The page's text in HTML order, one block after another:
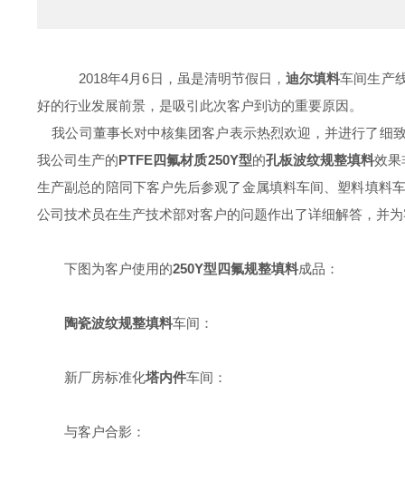
2018年4月6日，虽是清明节假日，迪尔填料车间生产
好的行业发展前景，是吸引此次客户到访的重要原因。
我公司董事长对中核集团客户表示热烈欢迎，并进行了细
我公司生产的PTFE四氟材质250Y型的孔板波纹规整填料效果
生产副总的陪同下客户先后参观了金属填料车间、塑料填料
公司技术员在生产技术部对客户的问题作出了详细解答，并
下图为客户使用的250Y型四氟规整填料成品：
陶瓷波纹规整填料车间：
新厂房标准化塔内件车间：
与客户合影：